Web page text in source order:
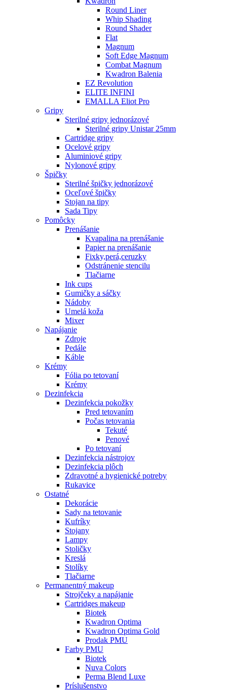
Round Liner
Whip Shading
Round Shader
Flat
Magnum
Soft Edge Magnum
Combat Magnum
Kwadron Balenia
EZ Revolution
ELITE INFINI
EMALLA Eliot Pro
Gripy
Sterilné gripy jednorázové
Sterilné gripy Unistar 25mm
Cartridge gripy
Ocelové gripy
Aluminiové gripy
Nylonové gripy
Špičky
Sterilné špičky jednorázové
Oceľové špičky
Stojan na tipy
Sada Tipy
Pomôcky
Prenášanie
Kvapalina na prenášanie
Papier na prenášanie
Fixky,perá,ceruzky
Odstránenie stencilu
Tlačiarne
Ink cups
Gumičky a sáčky
Nádoby
Umelá koža
Mixer
Napájanie
Zdroje
Pedále
Káble
Krémy
Fólia po tetovaní
Krémy
Dezinfekcia
Dezinfekcia pokožky
Pred tetovaním
Počas tetovania
Tekuté
Penové
Po tetovaní
Dezinfekcia nástrojov
Dezinfekcia plôch
Zdravotné a hygienické potreby
Rukavice
Ostatné
Dekorácie
Sady na tetovanie
Kufríky
Stojany
Lampy
Stoličky
Kreslá
Stolíky
Tlačiarne
Permanentný makeup
Strojčeky a napájanie
Cartridges makeup
Biotek
Kwadron Optima
Kwadron Optima Gold
Prodak PMU
Farby PMU
Biotek
Nuva Colors
Perma Blend Luxe
Príslušenstvo